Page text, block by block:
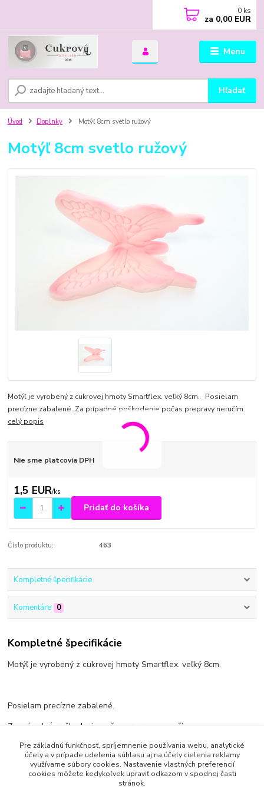
Menu
Hľadať
0 ks
za 0,00 EUR
Úvod Doplnky Motýľ 8cm svetlo ružový
Motýľ 8cm svetlo ružový
Motýľ je vyrobený z cukrovej hmoty Smartflex. veľký 8cm. Posielam
precízne zabalené. Za prípadné poškodenie počas prepravy neručím.
celý popis
Nie sme platcovia DPH
1,5 EUR/ks
Pridať do košíka
Číslo produktu: 463
Kompletné špecifikácie
Komentáre 0
Kompletné špecifikácie
Motýľ je vyrobený z cukrovej hmoty Smartflex. veľký 8cm.
Posielam precízne zabalené.
Za prípadné poškodenie počas prepravy neručím.
Tovar zaradený v kategóriách
Pre základnú funkčnosť, spríjemnenie používania webu, analytické
účely a v prípade udelenia súhlasu aj na účely cielenia reklamy
využívame súbory cookies. Nastavenie vlastných preferencií
cookies môžete kedykoľvek upraviť odkazom v spodnej časti
stránok.